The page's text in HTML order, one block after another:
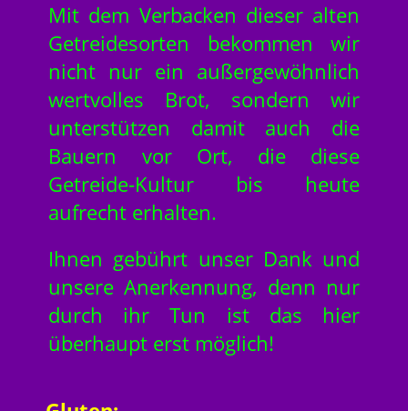
Mit dem Verbacken dieser alten
Getreidesorten bekommen wir
nicht nur ein außergewöhnlich
wertvolles Brot, sondern wir
unterstützen damit auch die
Bauern vor Ort, die diese
Getreide-Kultur bis heute
aufrecht erhalten.
Ihnen gebührt unser Dank und
unsere Anerkennung, denn nur
durch ihr Tun ist das hier
überhaupt erst möglich!